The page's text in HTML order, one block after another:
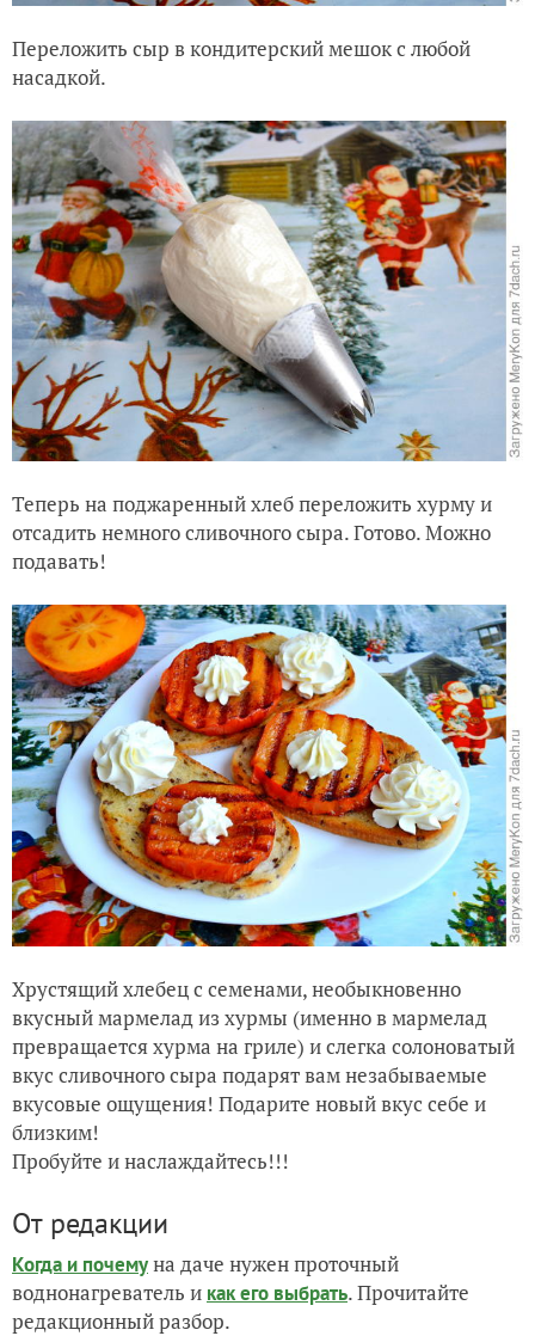
Переложить сыр в кондитерский мешок с любой
насадкой.
Теперь на поджаренный хлеб переложить хурму и
отсадить немного сливочного сыра. Готово. Можно
подавать!
Хрустящий хлебец с семенами, необыкновенно
вкусный мармелад из хурмы (именно в мармелад
превращается хурма на гриле) и слегка солоноватый
вкус сливочного сыра подарят вам незабываемые
вкусовые ощущения! Подарите новый вкус себе и
близким!
Пробуйте и наслаждайтесь!!!
От редакции
Когда и почемуна даче нужен проточный
воднонагреватель и как его выбрать. Прочитайте
редакционный разбор.